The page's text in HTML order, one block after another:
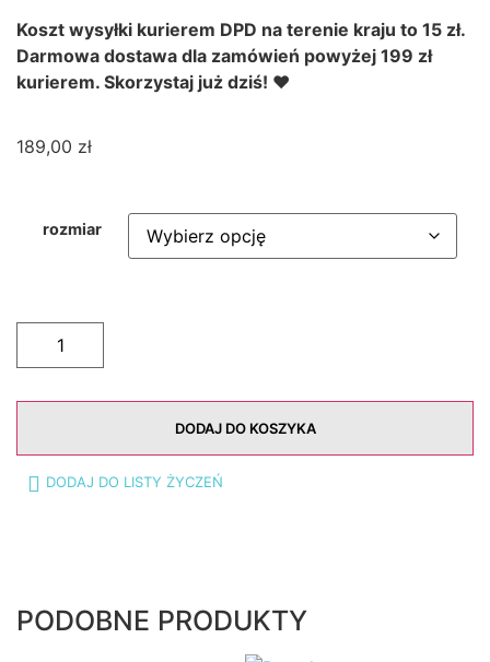
Koszt wysyłki kurierem DPD na terenie kraju to 15 zł.
Darmowa dostawa dla zamówień powyżej 199 zł
kurierem. Skorzystaj już dziś! ❤
189,00 zł
rozmiar
DODAJ DO KOSZYKA
DODAJ DO LISTY ŻYCZEŃ
PODOBNE PRODUKTY